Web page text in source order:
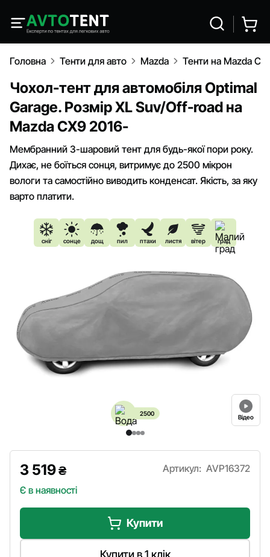
Головна Тенти для авто Mazda Тенти на Mazda
Чохол-тент для автомобіля Optimal
Garage. Розмір XL Suv/Off-road на
Mazda CX9 2016-
Мембранний 3-шаровий тент для будь-якої пори року.
Дихає, не боїться сонця, витримує до 2500 мікрон
вологи та самостійно виводить конденсат. Якість, за яку
варто платити.
сніг сонце дощ пил птахи листя вітер град
2500 Відео
3 519₴
Є в наявності
Артикул: AVP16372
Купити
Купити в 1 клік